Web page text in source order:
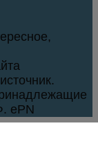
ePN